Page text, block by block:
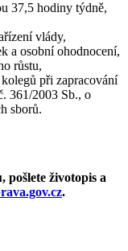
hodiny týdně,
vlády,
osobní ohodnocení,
růstu,
při zapracování
2003 Sb., o
sborů.
pošlete životopis a
.